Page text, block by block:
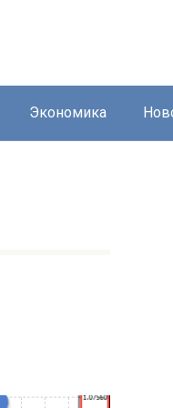
Экономика